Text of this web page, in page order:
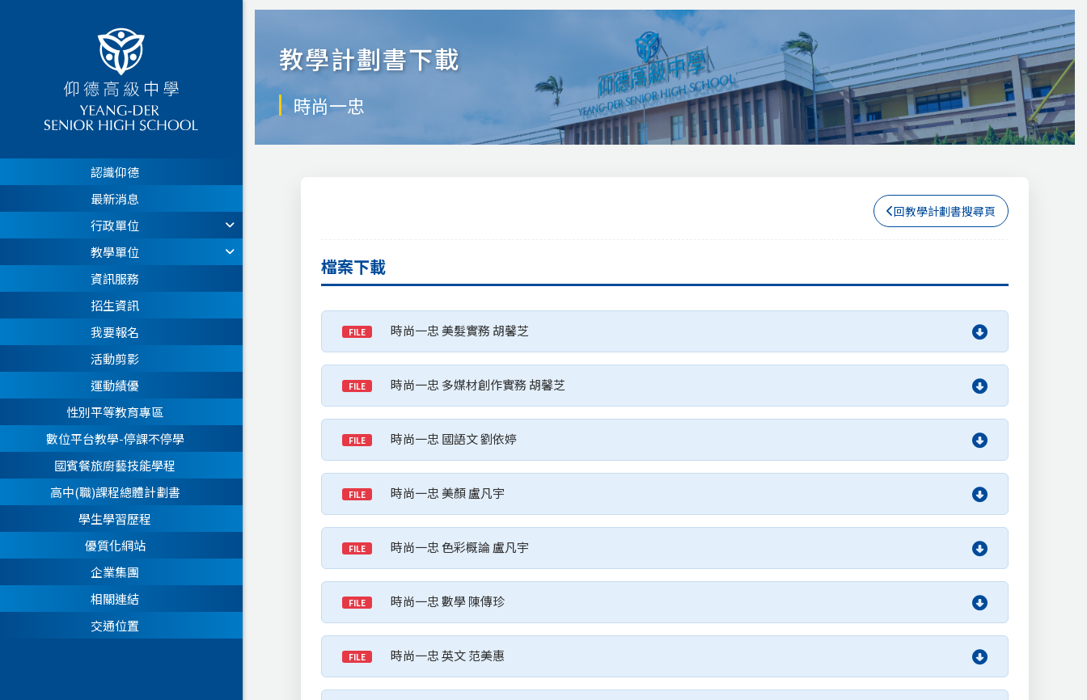
認識仰德
最新消息
行政單位
教學單位
資訊服務
招生資訊
我要報名
活動剪影
運動績優
性別平等教育專區
數位平台教學-停課不停學
國賓餐旅廚藝技能學程
高中(職)課程總體計劃書
學生學習歷程
優質化網站
企業集團
相關連結
交通位置
教學計劃書下載
時尚一忠
回教學計劃書搜尋頁
檔案下載
FILE 時尚一忠 美髮實務 胡馨芝
FILE 時尚一忠 多媒材創作實務 胡馨芝
FILE 時尚一忠 國語文 劉依婷
FILE 時尚一忠 美顏 盧凡宇
FILE 時尚一忠 色彩概論 盧凡宇
FILE 時尚一忠 數學 陳傳珍
FILE 時尚一忠 英文 范美惠